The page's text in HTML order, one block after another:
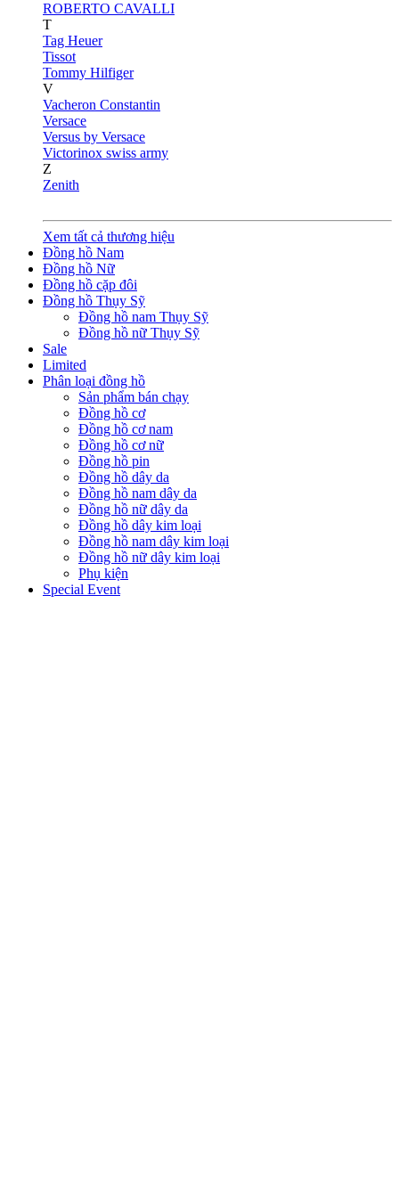
ROBERTO CAVALLI
T
Tag Heuer
Tissot
Tommy Hilfiger
V
Vacheron Constantin
Versace
Versus by Versace
Victorinox swiss army
Z
Zenith
Xem tất cả thương hiệu
Đồng hồ Nam
Đồng hồ Nữ
Đồng hồ cặp đôi
Đồng hồ Thụy Sỹ
Đồng hồ nam Thụy Sỹ
Đồng hồ nữ Thụy Sỹ
Sale
Limited
Phân loại đồng hồ
Sản phẩm bán chạy
Đồng hồ cơ
Đồng hồ cơ nam
Đồng hồ cơ nữ
Đồng hồ pin
Đồng hồ dây da
Đồng hồ nam dây da
Đồng hồ nữ dây da
Đồng hồ dây kim loại
Đồng hồ nam dây kim loại
Đồng hồ nữ dây kim loại
Phụ kiện
Special Event